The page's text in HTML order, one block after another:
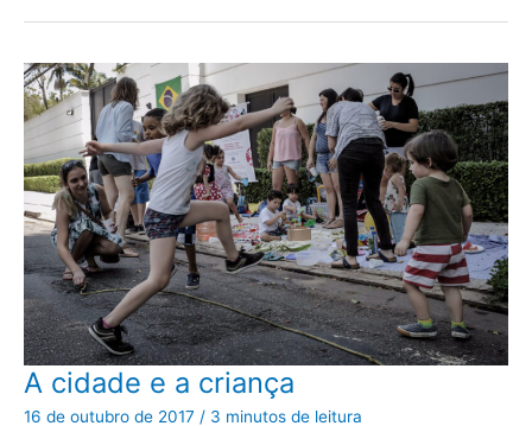
A cidade e a criança
16 de outubro de 2017 / 3 minutos de leitura
A
cidade
a